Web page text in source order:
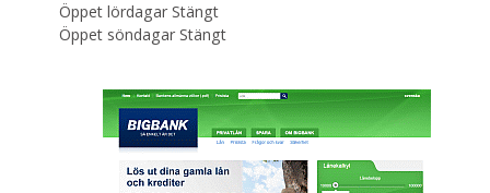
Öppet lördagar Stängt
Öppet söndagar Stängt